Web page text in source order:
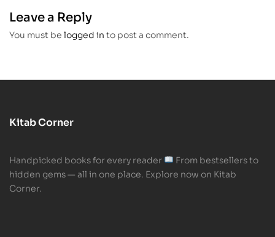
Leave a Reply
You must be logged in to post a comment.
Kitab Corner
Handpicked books for every reader
From bestsellers to
hidden gems — all in one place. Explore now on Kitab
Corner.